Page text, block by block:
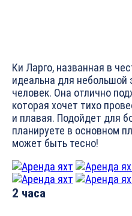
Ки Ларго, названная в
идеальна для небольшой
человек. Она отлично
которая хочет тихо
и плавая. Подойдет для
планируете в основном
может быть тесно!
2 часа